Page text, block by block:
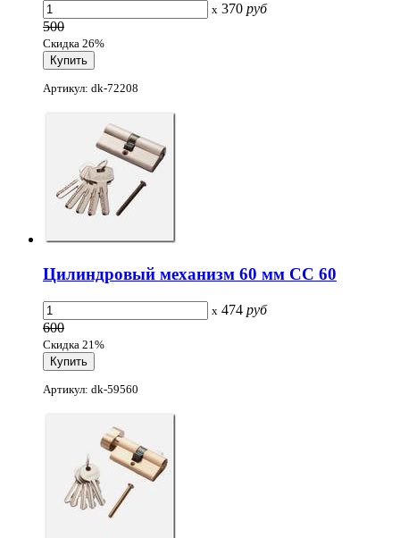
x 370 руб
500
Скидка 26%
Артикул: dk-72208
Цилиндровый механизм 60 мм CC 60
x 474 руб
600
Скидка 21%
Артикул: dk-59560